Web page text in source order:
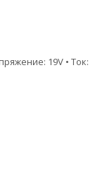
19V • Ток: